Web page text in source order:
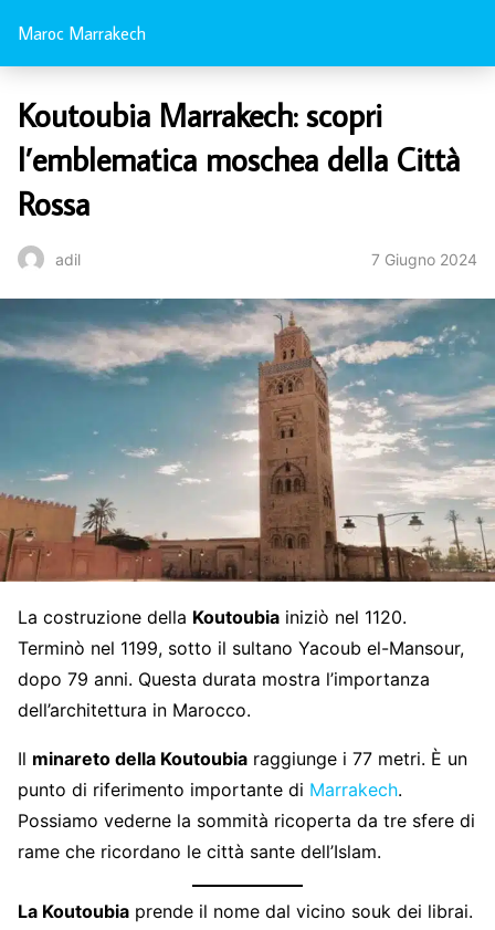
Maroc Marrakech
Koutoubia Marrakech: scopri
l’emblematica moschea della Città
Rossa
adil 7 Giugno 2024
La costruzione della Koutoubia iniziò nel 1120.
Terminò nel 1199, sotto il sultano Yacoub el-Mansour,
dopo 79 anni. Questa durata mostra l’importanza
dell’architettura in Marocco.
Il minareto della Koutoubia raggiunge i 77 metri. È un
punto di riferimento importante di Marrakech.
Possiamo vederne la sommità ricoperta da tre sfere di
rame che ricordano le città sante dell’Islam.
La Koutoubia prende il nome dal vicino souk dei librai.